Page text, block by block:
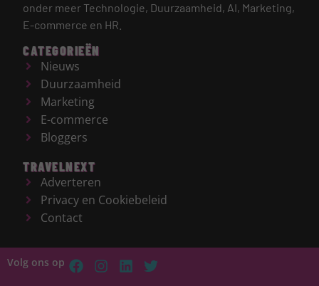
onder meer Technologie, Duurzaamheid, AI, Marketing,
E-commerce en HR.
CATEGORIEËN
Nieuws
Duurzaamheid
Marketing
E-commerce
Bloggers
TRAVELNEXT
Adverteren
Privacy en Cookiebeleid
Contact
Volg ons op